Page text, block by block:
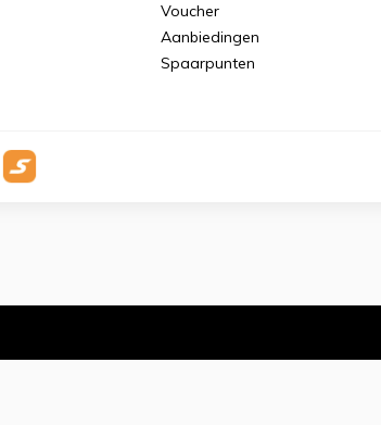
Voucher
Aanbiedingen
Spaarpunten